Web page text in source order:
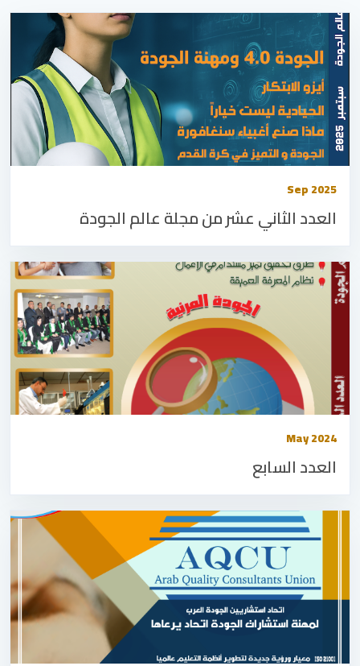
Sep 2025
العدد الثاني عشر من مجلة عالم الجودة
May 2024
العدد السابع